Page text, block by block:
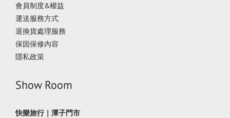
會員制度&權益
運送服務方式
退換貨處理服務
保固保修內容
隱私政策
Show Room
快樂旅行｜潭子門市